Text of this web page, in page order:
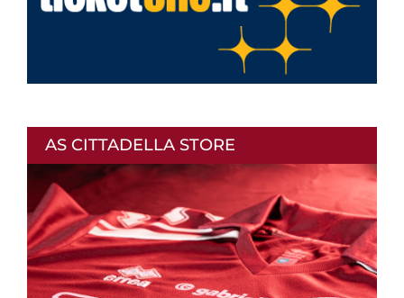
AS CITTADELLA STORE